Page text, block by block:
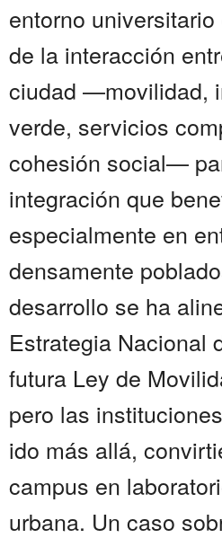
entorno
de la interacción
ciudad —movilidad,
verde, servicios
cohesión social—
integración que
especialmente en
densamente
desarrollo se ha
Estrategia Nacional
futura Ley de
pero las
ido más allá,
campus en
urbana. Un caso